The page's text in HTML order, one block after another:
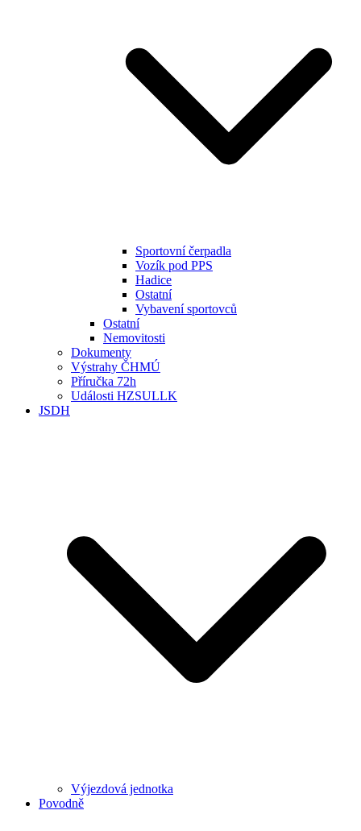
Sportovní čerpadla
Vozík pod PPS
Hadice
Ostatní
Vybavení sportovců
Ostatní
Nemovitosti
Dokumenty
Výstrahy ČHMÚ
Příručka 72h
Události HZSULLK
JSDH
Výjezdová jednotka
Povodně